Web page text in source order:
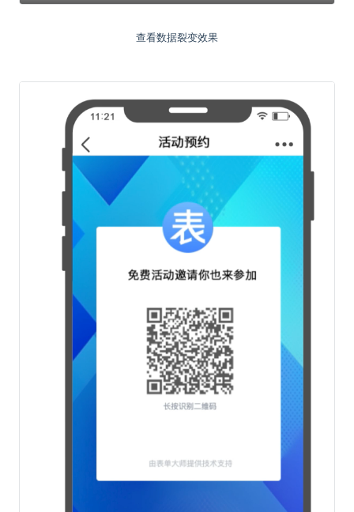
查看数据裂变效果